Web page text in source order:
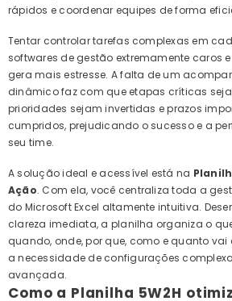
rápidos e coordenar equipes de forma
Tentar controlar tarefas complexas em
softwares de gestão extremamente caros
gera mais estresse. A falta de um
dinâmico faz com que etapas críticas
prioridades sejam invertidas e prazos
cumpridos, prejudicando o sucesso e a
seu time.
A solução ideal e acessível está na
Ação. Com ela, você centraliza toda a
do Microsoft Excel altamente intuitiva.
clareza imediata, a planilha organiza o
quando, onde, por que, como e quanto vai
a necessidade de configurações
avançada.
Como a Planilha 5W2H